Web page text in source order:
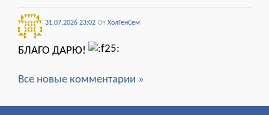
31.07.2026 23:02 От ХолГенСем
БЛАГО ДАРЮ!
Все новые комментарии »